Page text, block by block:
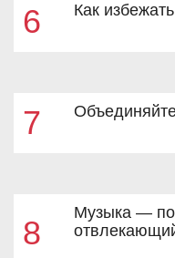
6 Как
7
8
Музыка —